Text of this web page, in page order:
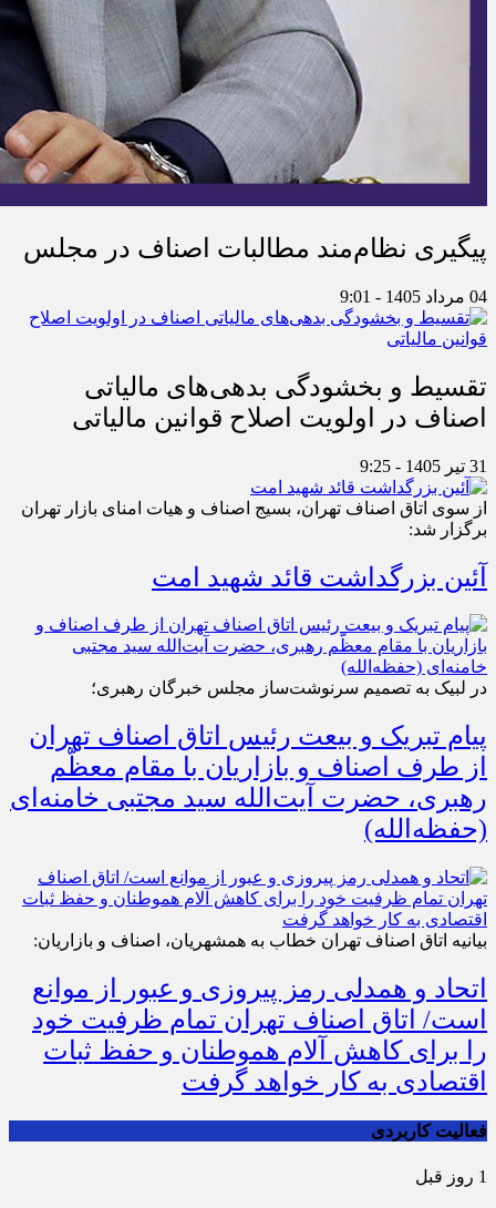
پیگیری نظام‌مند مطالبات اصناف در مجلس
04 مرداد 1405 - 9:01
تقسیط و بخشودگی بدهی‌های مالیاتی
اصناف در اولویت اصلاح قوانین مالیاتی
31 تیر 1405 - 9:25
از سوی اتاق اصناف تهران، بسیج اصناف و هیات امنای بازار تهران
برگزار شد:
آئین بزرگداشت قائد شهید امت
در لبیک به تصمیم سرنوشت‌ساز مجلس خبرگان رهبری؛
پیام تبریک و بیعت رئیس اتاق اصناف تهران
از طرف اصناف و بازاریان با مقام معظّم
رهبری، حضرت آیت‌الله سید مجتبی خامنه‌ای
(حفظه‌الله)
بیانیه اتاق اصناف تهران خطاب به همشهریان، اصناف و بازاریان:
اتحاد و همدلی رمز پیروزی و عبور از موانع
است/ اتاق اصناف تهران تمام ظرفیت خود
را برای کاهش آلام هموطنان و حفظ ثبات
اقتصادی به کار خواهد گرفت
فعالیت کاربردی
1 روز قبل